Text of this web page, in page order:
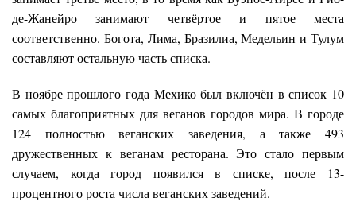
де-Жанейро занимают четвёртое и пятое места
соответственно. Богота, Лима, Бразилиа, Медельин и Тулум
составляют остальную часть списка.
В ноябре прошлого года Мехико был включён в список 10
самых благоприятных для веганов городов мира. В городе
124 полностью веганских заведения, а также 493
дружественных к веганам ресторана. Это стало первым
случаем, когда город появился в списке, после 13-
процентного роста числа веганских заведений.